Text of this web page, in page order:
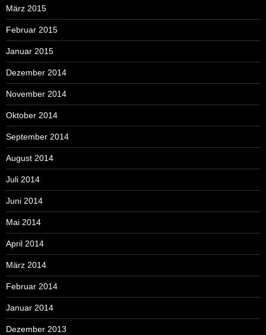
März 2015
Februar 2015
Januar 2015
Dezember 2014
November 2014
Oktober 2014
September 2014
August 2014
Juli 2014
Juni 2014
Mai 2014
April 2014
März 2014
Februar 2014
Januar 2014
Dezember 2013